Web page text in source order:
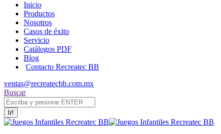
window
window
window
window
opens
new
window
opens
new
window
opens
new
window
opens
new
window
Inicio
Productos
Nosotros
Casos de éxito
Servicio
Catálogos PDF
Blog
Contacto Recreatec BB
ventas@recreatecbb.com.mx
Buscar:
Buscar